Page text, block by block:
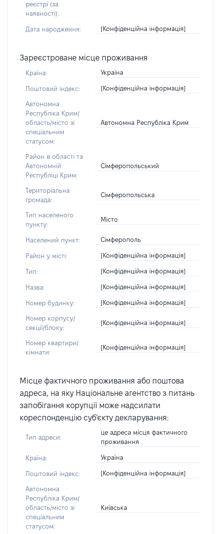
реєстрі (за
наявності):
Дата народження: [Конфіденційна інформація]
Зареєстроване місце проживання
Країна: Україна
Поштовий індекс: [Конфіденційна інформація]
Автономна
Республіка Крим/
область/місто зі
спеціальним
статусом:
Автономна Республіка Крим
Район в області та
Автономній
Республіці Крим:
Сімферопольський
Територіальна
громада:
Сімферопольська
Тип населеного
пункту:
Місто
Населений пункт: Сімферополь
Район у місті: [Конфіденційна інформація]
Тип: [Конфіденційна інформація]
Назва: [Конфіденційна інформація]
Номер будинку: [Конфіденційна інформація]
Номер корпусу/
секції/блоку:
[Конфіденційна інформація]
Номер квартири/
кімнати:
[Конфіденційна інформація]
Місце фактичного проживання або поштова
адреса, на яку Національне агентство з питань
запобігання корупції може надсилати
кореспонденцію суб'єкту декларування:
Тип адреси:
це адреса місця фактичного
проживання
Країна: Україна
Поштовий індекс: [Конфіденційна інформація]
Автономна
Республіка Крим/
область/місто зі
спеціальним
статусом:
Київська